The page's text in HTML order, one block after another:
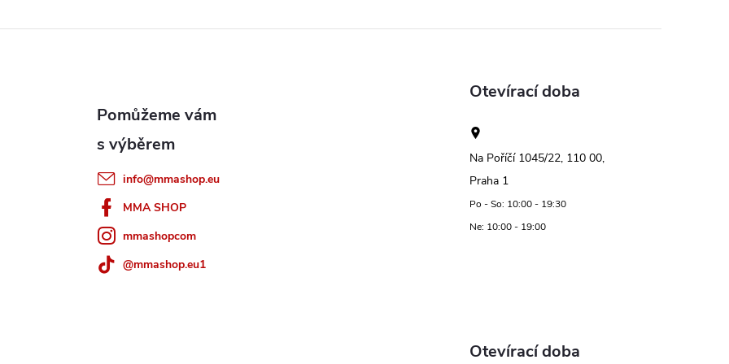
info@mmashop.eu
MMA SHOP
mmashopcom
@mmashop.eu1
Otevírací doba
Na Poříčí 1045/22, 110 00,
Praha 1
Po - So: 10:00 - 19:30
Ne: 10:00 - 19:00
Otevírací doba